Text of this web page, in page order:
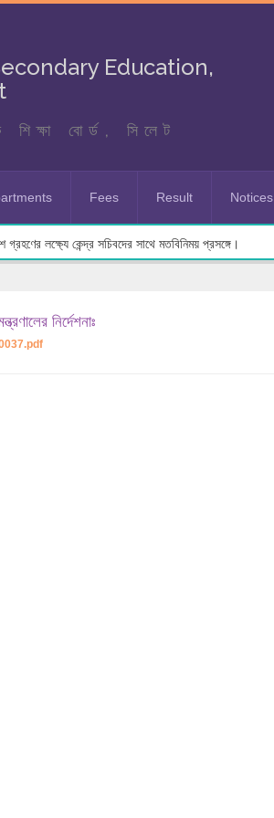
Education,
বোর্ড, সিলেট
Fees Result Notices
লক্ষ্যে কেন্দ্র সচিবদের সাথে মতবিনিময় প্রসঙ্গে।
নির্দেশনাঃ